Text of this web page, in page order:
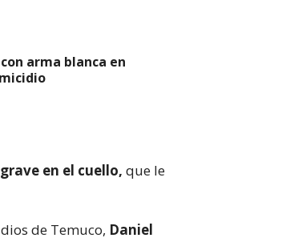
arma blanca en
en el cuello, que le
de Temuco, Daniel